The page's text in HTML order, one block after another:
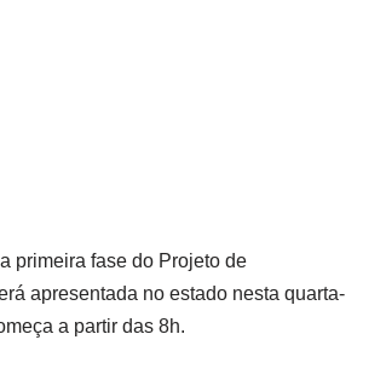
primeira fase do Projeto de
apresentada no estado nesta quarta-
a partir das 8h.